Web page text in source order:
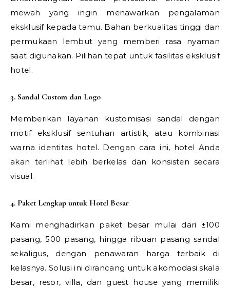
mewah yang ingin menawarkan pengalaman
eksklusif kepada tamu. Bahan berkualitas tinggi dan
permukaan lembut yang memberi rasa nyaman
saat digunakan. Pilihan tepat untuk fasilitas eksklusif
hotel.
3. Sandal Custom dan Logo
Memberikan layanan kustomisasi sandal dengan
motif eksklusif sentuhan artistik, atau kombinasi
warna identitas hotel. Dengan cara ini, hotel Anda
akan terlihat lebih berkelas dan konsisten secara
visual.
4. Paket Lengkap untuk Hotel Besar
Kami menghadirkan paket besar mulai dari ±100
pasang, 500 pasang, hingga ribuan pasang sandal
sekaligus, dengan penawaran harga terbaik di
kelasnya. Solusi ini dirancang untuk akomodasi skala
besar, resor, villa, dan guest house yang memiliki